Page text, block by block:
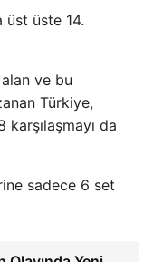
üst üste 14.
ve bu
Türkiye,
karşılaşmayı da
sadece 6 set